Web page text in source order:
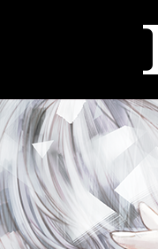
II
CONTENTS
IMAGE